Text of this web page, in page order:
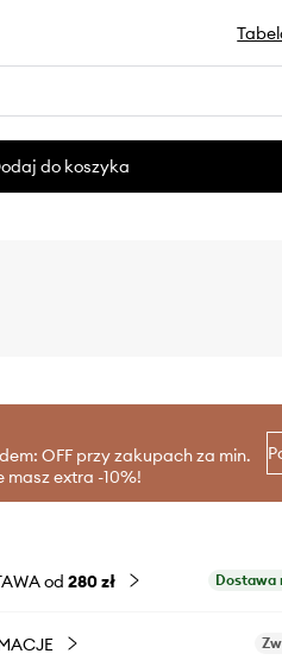
do koszyka
OFF przy zakupach za min.
masz extra -10%!
od 280 zł Dostawa